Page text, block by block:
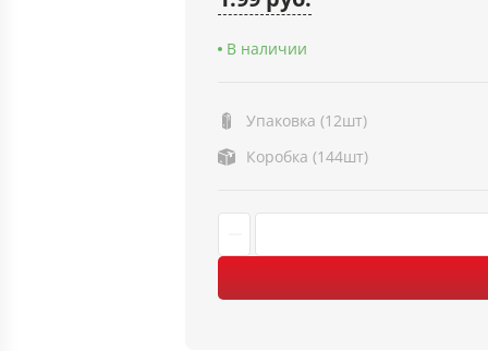
В наличии
Упаковка (12шт)
Коробка (144шт)